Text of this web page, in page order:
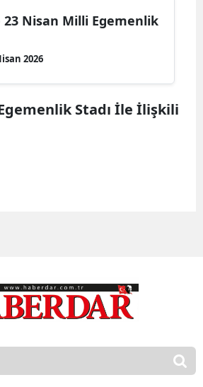
23 Nisan Milli Egemenlik
2026
Stadı İle İlişkili